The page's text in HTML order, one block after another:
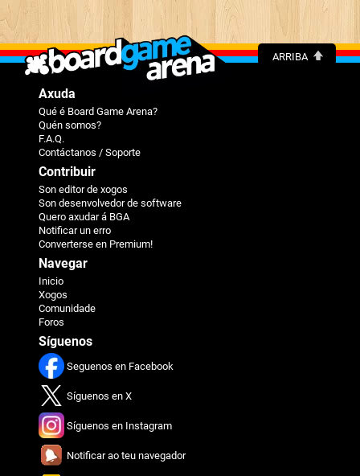
ARRIBA
Axuda
Qué é Board Game Arena?
Quén somos?
F.A.Q.
Contáctanos / Soporte
Contribuir
Son editor de xogos
Son desenvolvedor de software
Quero axudar á BGA
Notificar un erro
Converterse en Premium!
Navegar
Inicio
Xogos
Comunidade
Foros
Síguenos
Seguenos en Facebook
Síguenos en X
Síguenos en Instagram
Notificar ao teu navegador